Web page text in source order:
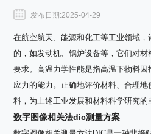
发布日期:2025-04-29
在航空航天、能源和化工等工业领域
的，如发动机、锅炉设备等，它们对
要求。高温力学性能是指高温下物料
应力的能力。正确地评价材料、合理
料，为上述工业发展和材料科学研究的
数字图像相关法dic测量方案